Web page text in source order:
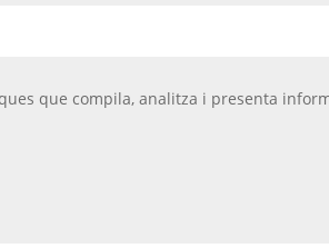
que compila, analitza i presenta